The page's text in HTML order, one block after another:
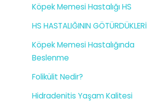
Köpek Memesi Hastalığı HS
HS HASTALIĞININ GÖTÜRDÜKLERİ
Köpek Memesi Hastalığında
Beslenme
Folikülit Nedir?
Hidradenitis Yaşam Kalitesi